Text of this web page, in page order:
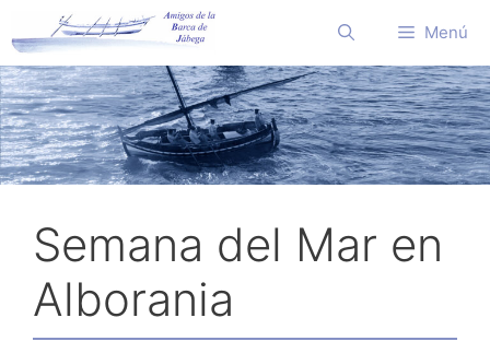
al
contenido
Menú
Semana del Mar en
Alborania